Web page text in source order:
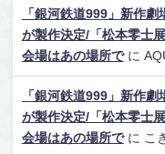
「銀河鉄道999」新作
が製作決定/「松本零士
会場はあの場所でに
「銀河鉄道999」新作
が製作決定/「松本零士
会場はあの場所でに こ